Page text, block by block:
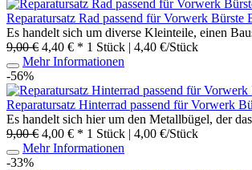
Reparatursatz Rad passend für Vorwerk Bürste
Es handelt sich um diverse Kleinteile, einen
9,00 € 4,40 € * 1 Stück | 4,40 €/Stück
Mehr Informationen
-56%
Reparatursatz Hinterrad passend für Vorwerk
Es handelt sich hier um den Metallbügel, der
9,00 € 4,00 € * 1 Stück | 4,00 €/Stück
Mehr Informationen
-33%